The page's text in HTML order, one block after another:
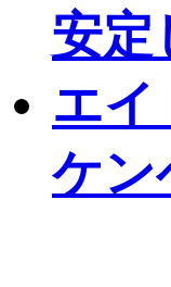
安定
エ
ケン